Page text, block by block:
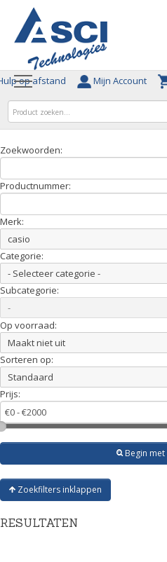
op afstand Mijn Account
Zoekwoorden:
Productnummer:
Merk:
Categorie:
Subcategorie:
Op voorraad:
Sorteren op:
Prijs:
Begin met
Zoekfilters inklappen
RESULTATEN